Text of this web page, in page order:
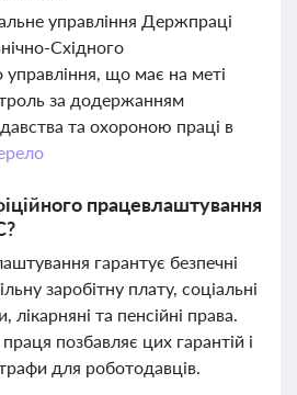
управління Держпраці
Східного
управління, що має на меті
за додержанням
та охороною праці в
працевлаштування
гарантує безпечні
заробітну плату, соціальні
лікарняні та пенсійні права.
позбавляє цих гарантій і
для роботодавців.